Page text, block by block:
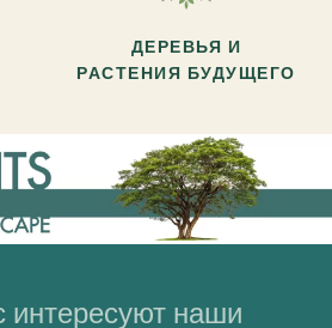
ДЕРЕВЬЯ И
РАСТЕНИЯ БУДУЩЕГО
интересуют наши